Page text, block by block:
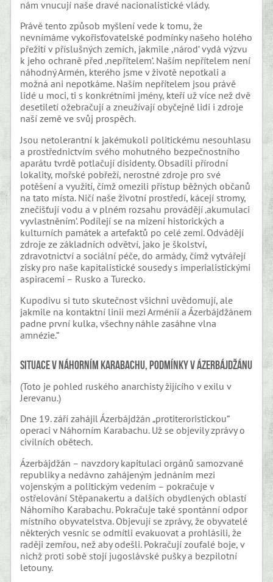
nám vnucují naše dravé nacionalistické vlády.
Právě tento způsob myšlení vede k tomu, že
nevnímáme vykořisťovatelské podmínky našeho holého
přežití v příslušných zemích, jakmile ,národ‘ vydá výzvu
k jeho ochraně před ‚nepřítelem‘. Naším nepřítelem není
náhodný Armén, kterého jsme v životě nepotkali a
možná ani nepotkáme. Naším nepřítelem jsou právě
lidé u moci, ti s konkrétními jmény, kteří už více než dvě
desetiletí ožebračují a zneužívají obyčejné lidi i zdroje
naší země ve svůj prospěch.
Jsou netolerantní k jakémukoli politickému nesouhlasu
a prostřednictvím svého mohutného bezpečnostního
aparátu tvrdě potlačují disidenty. Obsadili přírodní
lokality, mořské pobřeží, nerostné zdroje pro své
potěšení a využití, čímž omezili přístup běžných občanů
na tato místa. Ničí naše životní prostředí, kácejí stromy,
znečišťují vodu a v plném rozsahu provádějí ‚akumulaci
vyvlastněním‘. Podílejí se na mizení historických a
kulturních památek a artefaktů po celé zemi. Odvádějí
zdroje ze základních odvětví, jako je školství,
zdravotnictví a sociální péče, do armády, čímž vytvářejí
zisky pro naše kapitalistické sousedy s imperialistickými
aspiracemi – Rusko a Turecko.
Kupodivu si tuto skutečnost všichni uvědomují, ale
jakmile na kontaktní linii mezi Arménií a Ázerbájdžánem
padne první kulka, všechny náhle zasáhne vlna
amnézie.“
Situace v Náhorním Karabachu, podmínky v Ázerbájdžánu
(Toto je pohled ruského anarchisty žijícího v exilu v
Jerevanu.)
Dne 19. září zahájil Ázerbájdžán „protiteroristickou“
operaci v Náhorním Karabachu. Už se objevily zprávy o
civilních obětech.
Ázerbájdžán – navzdory kapitulaci orgánů samozvané
republiky a nedávno zahájeným jednáním mezi
vojenským a politickým vedením – pokračuje v
ostřelování Stěpanakertu a dalších obydlených oblastí
Náhorního Karabachu. Pokračuje také spontánní odpor
místního obyvatelstva. Objevují se zprávy, že obyvatelé
některých vesnic se odmítli evakuovat a prohlásili, že
raději zemřou, než aby odešli. Pokračují zoufalé boje, v
nichž proti sobě stojí jugoslávské pušky a bezpilotní
letouny.